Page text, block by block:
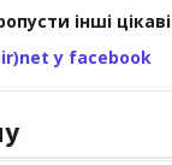
інші
у facebook